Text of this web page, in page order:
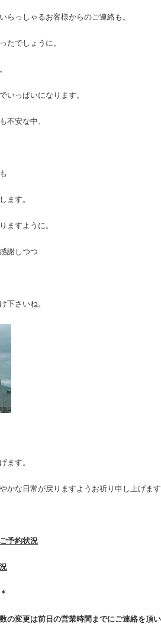
らっしゃるお客様からのご連絡も。
たでしょうに。
いっぱいになります。
不安な中、
ます。
ますように。
謝しつつ
下さいね。
ます。
かな日常が戻りますようお祈り申し上げま
予約状況
の変更は前日の営業時間までにご連絡を頂